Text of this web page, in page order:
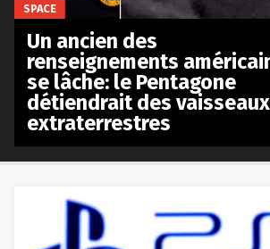
SPACE
Un ancien des
renseignements
se lâche: le Pentagone
détiendrait des vaisseaux
extraterrestres